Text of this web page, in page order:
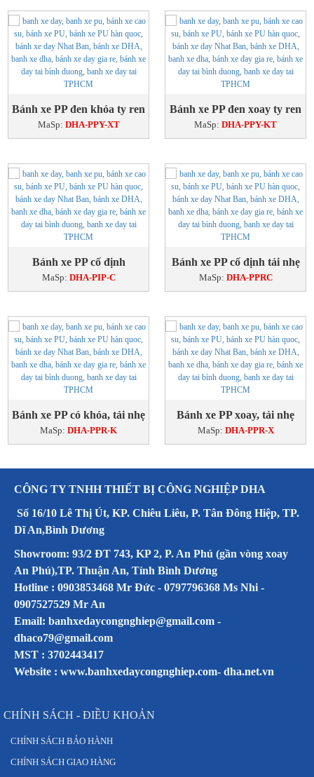
Bánh xe PP đen khóa ty ren
MaSp: DHA-PPY-XT
Bánh xe PP đen xoay ty ren
MaSp: DHA-PPY-KT
Bánh xe PP cố định
MaSp: DHA-PIP-C
Bánh xe PP cố định tải nhẹ
MaSp: DHA-PPRC
Bánh xe PP có khóa, tải nhẹ
MaSp: DHA-PPR-K
Bánh xe PP xoay, tải nhẹ
MaSp: DHA-PPR-X
CÔNG TY TNHH THIẾT BỊ CÔNG NGHIỆP DHA
Số 16/10 Lê Thị Út, KP. Chiêu Liêu, P. Tân Đông Hiệp, TP.
Dĩ An,Bình Dương
Showroom: 93/2 ĐT 743, KP 2, P. An Phú (gần vòng xoay
An Phú),TP. Thuận An, Tỉnh Bình Dương
Hotline : 0903853468 Mr Đức - 0797796368 Ms Nhi -
0907527529 Mr An
Email: banhxedaycongnghiep@gmail.com -
dhaco79@gmail.com
MST : 3702443417
Website : www.banhxedaycongnghiep.com- dha.net.vn
CHÍNH SÁCH - ĐIỀU KHOẢN
CHÍNH SÁCH BẢO HÀNH
CHÍNH SÁCH GIAO HÀNG